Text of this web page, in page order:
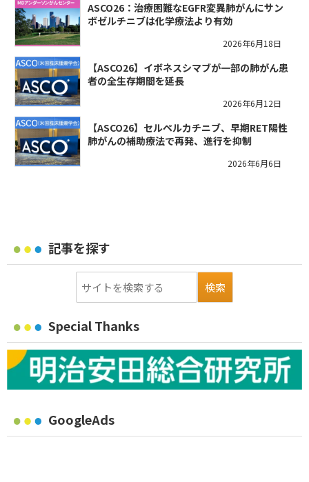
ASCO26：治療困難なEGFR変異肺がんにサン
ボゼルチニブは化学療法より有効
2026年6月18日
【ASCO26】イボネスシマブが一部の肺がん患
者の全生存期間を延長
2026年6月12日
【ASCO26】セルペルカチニブ、早期RET陽性
肺がんの補助療法で再発、進行を抑制
2026年6月6日
記事を探す
Special Thanks
GoogleAds